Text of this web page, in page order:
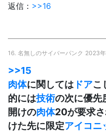
返信： >>16
16. 名無しのサイバーパンク 2023
>>15
肉体に関しては ドアこ
的には技術の次に優先
開けの肉体20が要求
けた先に限定アイコニ